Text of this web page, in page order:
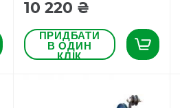
10 220 ₴
ПРИДБАТИ
В ОДИН
КЛІК